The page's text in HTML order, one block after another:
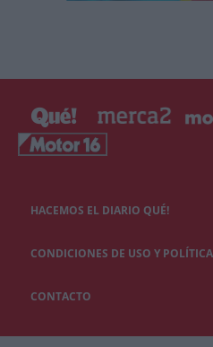
HACEMOS EL DIARIO QUÉ!
CONDICIONES DE USO Y
CONTACTO